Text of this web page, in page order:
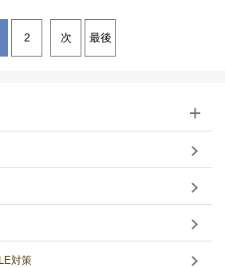
2 次 最後
対策